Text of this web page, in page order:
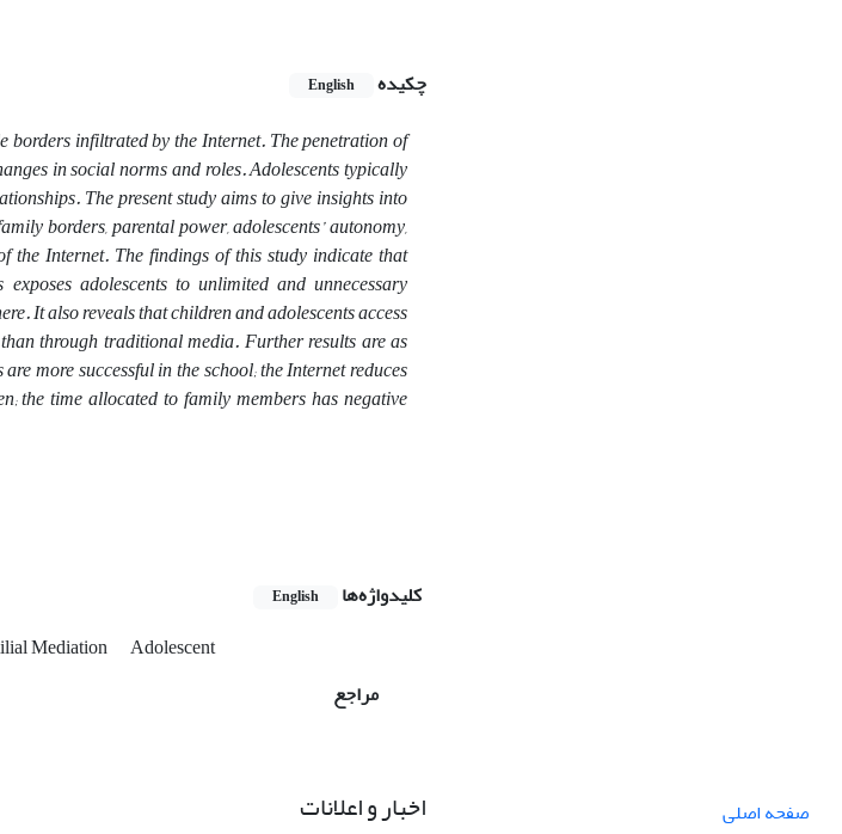
چکیده
English
infiltrated by the Internet. The penetration of
in social norms and roles. Adolescents typically
The present study aims to give insights into
borders, parental power, adolescents’ autonomy,
the Internet. The findings of this study indicate that
adolescents to unlimited and unnecessary
It also reveals that children and adolescents access
through traditional media. Further results are as
more successful in the school; the Internet reduces
the time allocated to family members has negative
کلیدواژه‌ها English
Mediation
Adolescent
مراجع
صفحه اصلی
اخبار و اعلانات